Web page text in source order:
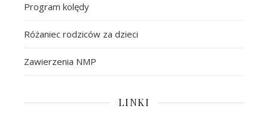
Program kolędy
Różaniec rodziców za dzieci
Zawierzenia NMP
LINKI